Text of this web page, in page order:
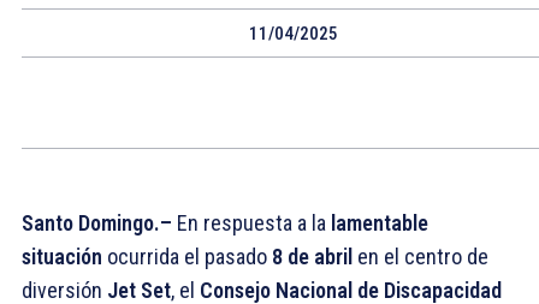
11/04/2025
Santo Domingo.– En respuesta a la lamentable
situación ocurrida el pasado 8 de abril en el centro de
diversión Jet Set, el Consejo Nacional de Discapacidad